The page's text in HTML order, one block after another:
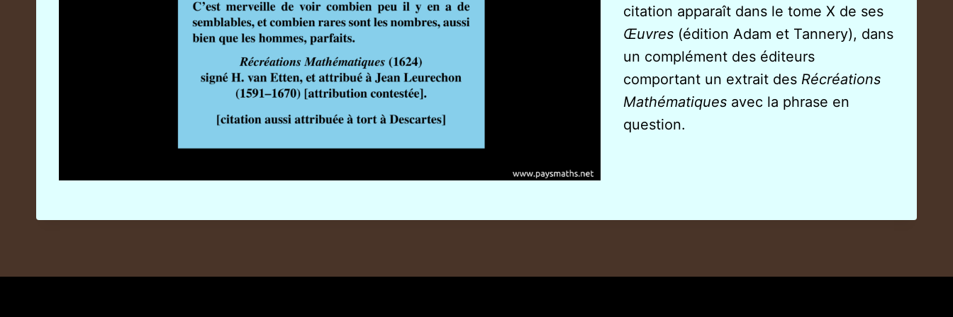
citation apparaît dans le tome X de ses
Œuvres (édition Adam et Tannery), dans
un complément des éditeurs
comportant un extrait des Récréations
Mathématiques avec la phrase en
question.